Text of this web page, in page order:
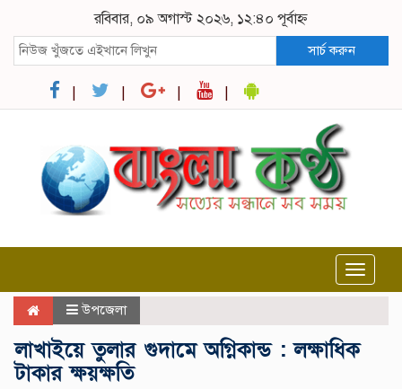
রবিবার, ০৯ অগাস্ট ২০২৬, ১২:৪০ পূর্বাহ্ন
সার্চ করুন
Toggle
উপজেলা
লাখাইয়ে তুলার গুদামে অগ্নিকান্ড : লক্ষাধিক
টাকার ক্ষয়ক্ষতি